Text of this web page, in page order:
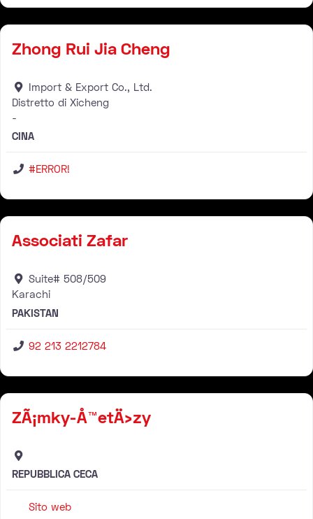
Zhong Rui Jia Cheng
Import & Export Co., Ltd.
Distretto di Xicheng
-
CINA
#ERROR!
Associati Zafar
Suite# 508/509
Karachi
PAKISTAN
92 213 2212784
ZÃ¡mky-Å™etÄ›zy
REPUBBLICA CECA
Sito web